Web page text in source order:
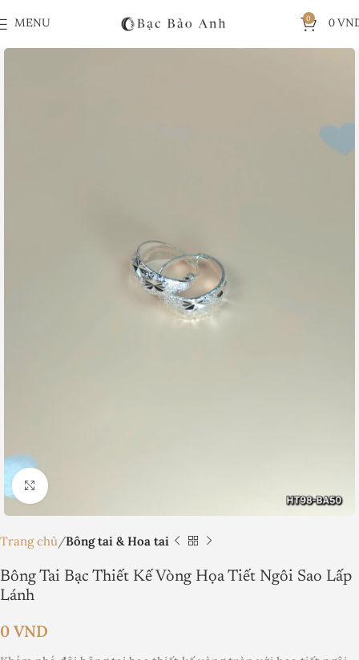
MENU
0
0
Nhấp để phóng to
Trang chủ Bông tai & Hoa tai
Bông Tai Bạc Thiết Kế Vòng Họa Tiết Ngôi Sao Lấp
Lánh
0 VND